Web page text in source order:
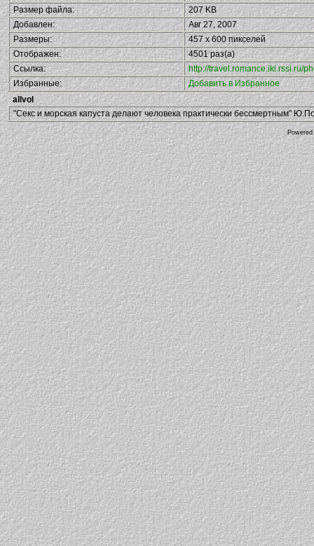
Размер файла:
207 KB
Добавлен:
Авг 27, 2007
Размеры:
457 x 600 пикселей
Отображен:
4501 раз(а)
Ссылка:
http://travel.romance.iki.rssi.ru/
Избранные:
Добавить в Избранное
allvol
"Секс и морская капуста делают человека практически бессмертным"